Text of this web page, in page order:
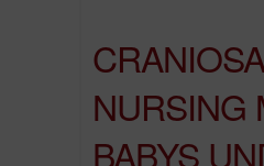
NURSING
BABYS